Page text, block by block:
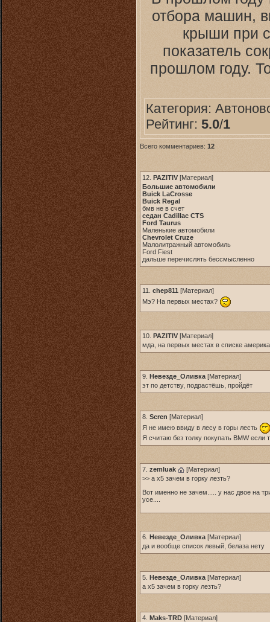
отбора машин,
крыши при
показатель
прошлом году.
Категория:
Рейтинг: 5.0/1
Всего комментариев: 12
12. PAZITIV [Материал]
Большие автомобили
Buick LaCrosse
Buick Regal
бмв не в счет
седан Cadillac CTS
Ford Taurus
Маленькие автомобили
Chevrolet Cruze
Малолитражный автомобиль
Ford Fiest
дальше перечислять бессмысленно
11. chep811 [Материал]
Мэ? На первых местах?
10. PAZITIV [Материал]
мда, на первых местах в списке
9. Невезде_Оливка [Материал]
эт по детству, подрастёшь, пройдёт
8. Scren [Материал]
Я не имею ввиду в лесу в горы лесть
Я считаю без толку покупать BMW
7. zemluak [Материал]
>> а х5 зачем в горку лезть?
Вот именно не зачем..... у нас двое на
усе....
6. Невезде_Оливка [Материал]
да и вообще список левый, белаза нету
5. Невезде_Оливка [Материал]
а х5 зачем в горку лезть?
4. Maks-TRD [Материал]